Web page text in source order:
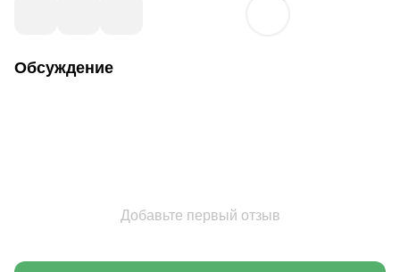
Обсуждение
Добавьте первый отзыв